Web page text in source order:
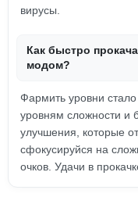
вирусы.
Как быстро
модом?
Фармить уровни
уровням сложности и
улучшения, которые
сфокусируйся на
очков. Удачи в